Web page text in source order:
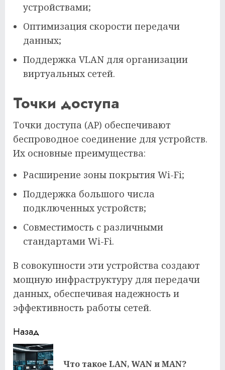
устройствами;
Оптимизация скорости передачи
данных;
Поддержка VLAN для организации
виртуальных сетей.
Точки доступа
Точки доступа (AP) обеспечивают
беспроводное соединение для устройств.
Их основные преимущества:
Расширение зоны покрытия Wi-Fi;
Поддержка большого числа
подключенных устройств;
Совместимость с различными
стандартами Wi-Fi.
В совокупности эти устройства создают
мощную инфраструктуру для передачи
данных, обеспечивая надежность и
эффективность работы сетей.
Продолжить
чтение
Назад
Что такое LAN, WAN и MAN?